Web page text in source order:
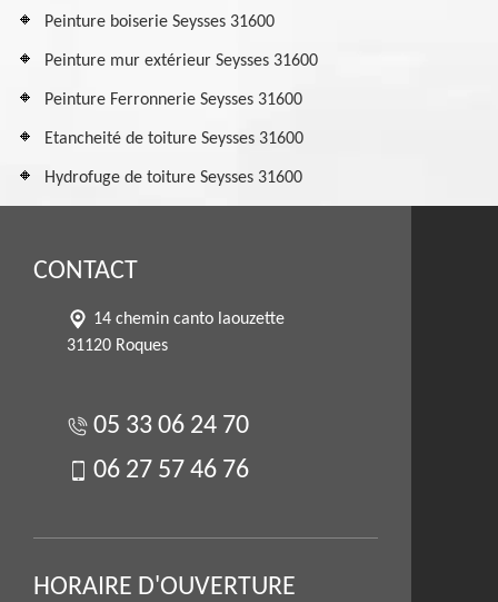
Peinture boiserie Seysses 31600
Peinture mur extérieur Seysses 31600
Peinture Ferronnerie Seysses 31600
Etancheité de toiture Seysses 31600
Hydrofuge de toiture Seysses 31600
CONTACT
14 chemin canto laouzette
31120 Roques
05 33 06 24 70
06 27 57 46 76
HORAIRE D'OUVERTURE